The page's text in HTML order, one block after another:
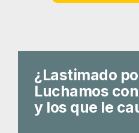
¿Lastimado
Luchamos
y los que le